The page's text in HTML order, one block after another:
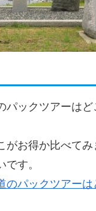
パックツアーは
がお得か比べて
です。
のパックツアー